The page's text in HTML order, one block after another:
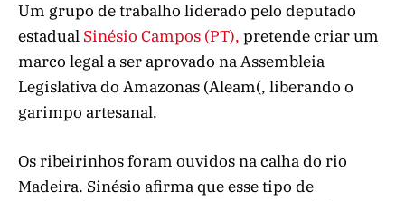
Um grupo de trabalho liderado pelo deputado
estadual Sinésio Campos (PT), pretende criar um
marco legal a ser aprovado na Assembleia
Legislativa do Amazonas (Aleam(, liberando o
garimpo artesanal.
Os ribeirinhos foram ouvidos na calha do rio
Madeira. Sinésio afirma que esse tipo de